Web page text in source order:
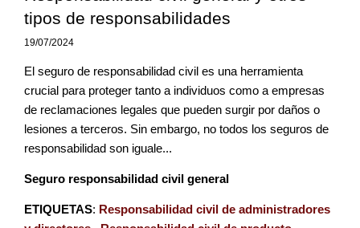
tipos de responsabilidades
19/07/2024
El seguro de responsabilidad civil es una herramienta
crucial para proteger tanto a individuos como a empresas
de reclamaciones legales que pueden surgir por daños o
lesiones a terceros. Sin embargo, no todos los seguros de
responsabilidad son iguale...
Seguro responsabilidad civil general
ETIQUETAS: Responsabilidad civil de administradores